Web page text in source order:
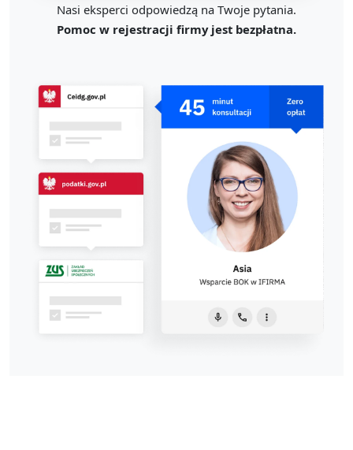
Nasi eksperci odpowiedzą na Twoje pytania.
Pomoc w rejestracji firmy jest bezpłatna.